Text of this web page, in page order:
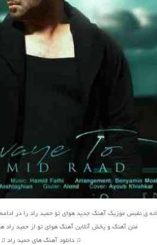
نفیس موزیک آهنگ جدید هوای تو حمید راد را در ادامه به رایگان و با
متن آهنگ و پخش آنلاین آهنگ هوای تو از حمید راد
♫ دانلود آهنگ های حمید راد ♫